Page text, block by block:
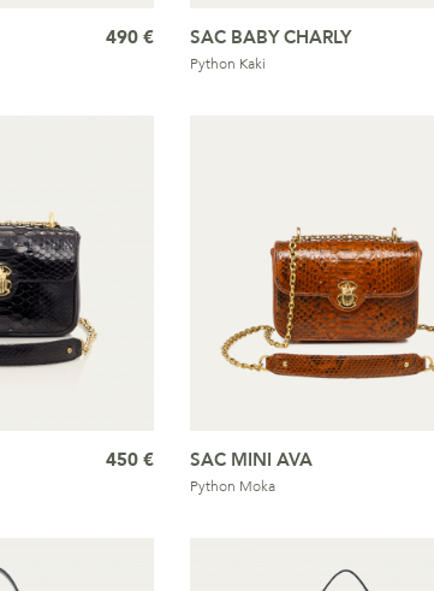
490 € SAC BABY CHARLY
Python Kaki
450 € SAC MINI AVA
Python Moka